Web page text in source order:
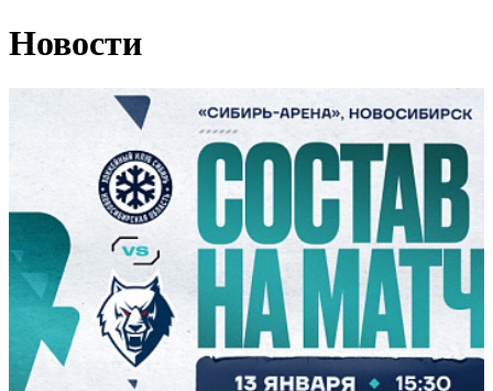
Новости